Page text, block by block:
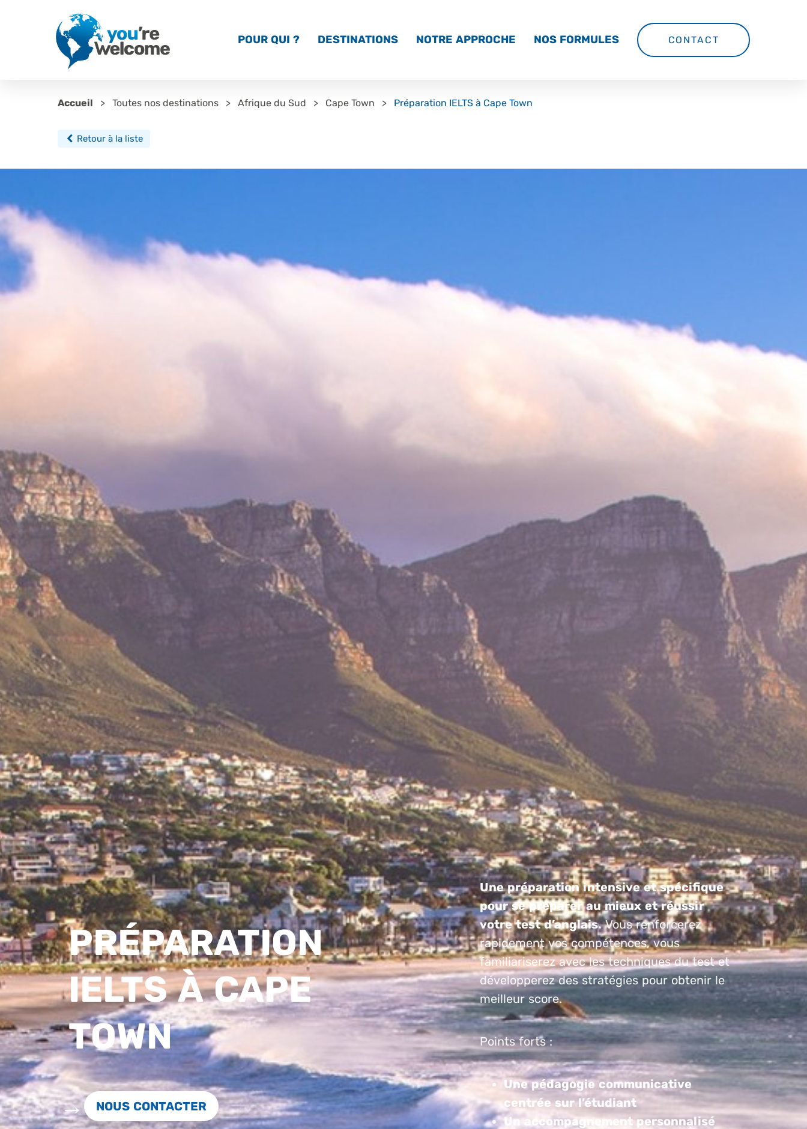
POUR QUI ? DESTINATIONS NOTRE APPROCHE NOS FORMULES CONTACT
Accueil Toutes nos destinations Afrique du Sud Cape Town Préparation IELTS à Cape Town
Retour à la liste
PRÉPARATION
IELTS À CAPE
TOWN
NOUS CONTACTER
Une préparation intensive et spécifique
pour se préparer au mieux et réussir
votre test d’anglais.Vous renforcerez
rapidement vos compétences, vous
familiariserez avec les techniques du test et
développerez des stratégies pour obtenir le
meilleur score.
Points forts :
Une pédagogie communicative
centrée sur l’étudiant
Un accompagnement personnalisé